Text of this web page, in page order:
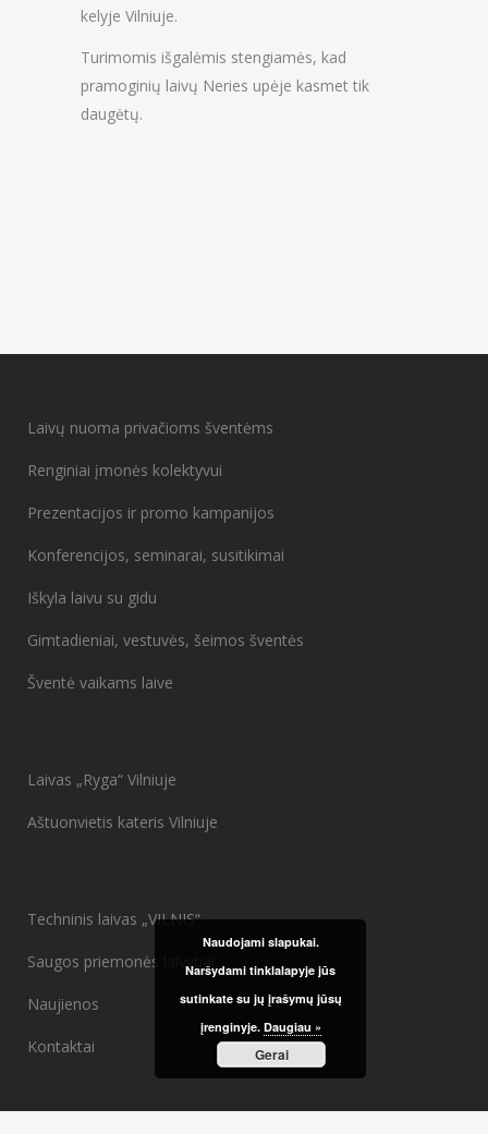
kelyje Vilniuje.
Turimomis išgalėmis stengiamės, kad
pramoginių laivų Neries upėje kasmet tik
daugėtų.
Laivų nuoma privačioms šventėms
Renginiai įmonės kolektyvui
Prezentacijos ir promo kampanijos
Konferencijos, seminarai, susitikimai
Iškyla laivu su gidu
Gimtadieniai, vestuvės, šeimos šventės
Šventė vaikams laive
Laivas „Ryga“ Vilniuje
Aštuonvietis kateris Vilniuje
Techninis laivas „VILNIS“
Saugos priemonės laivybai
Naujienos
Kontaktai
Naudojami slapukai.
Naršydami tinklalapyje jūs
sutinkate su jų įrašymų jūsų
įrenginyje. Daugiau »
Gerai